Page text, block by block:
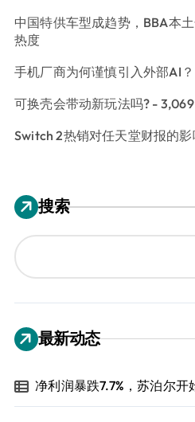
中国特供车型成趋势，BBA本
热度
手机厂商为何谨慎引入外部AI？
可换壳会带动新玩法吗? -
Switch 2热销对任天堂财报的影
搜索
最新动态
净利润暴跌7.7%，苏泊尔开